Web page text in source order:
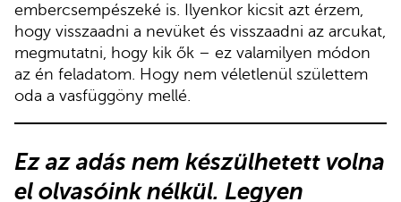
embercsempészeké is. Ilyenkor kicsit azt érzem,
hogy visszaadni a nevüket és visszaadni az arcukat,
megmutatni, hogy kik ők – ez valamilyen módon
az én feladatom. Hogy nem véletlenül születtem
oda a vasfüggöny mellé.
Ez az adás nem készülhetett volna
el olvasóink nélkül. Legyen